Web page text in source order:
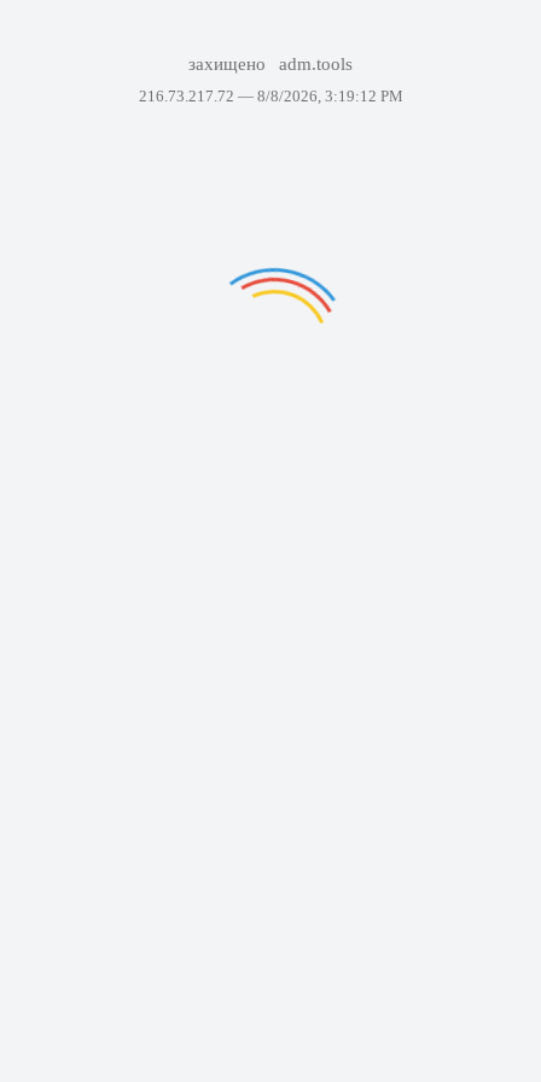
захищено adm.tools
216.73.217.72 — 8/8/2026, 3:19:12 PM